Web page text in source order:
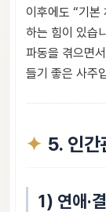
이후에도 “기본
하는 힘이 있습
파동을 겪으면
들기 좋은 사주
5. 인
1) 연애·